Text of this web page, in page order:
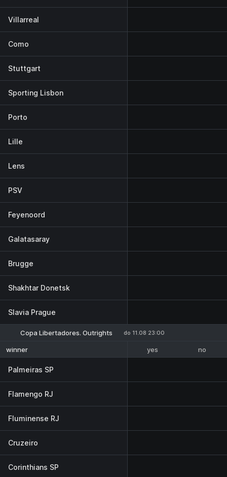
Villarreal
Como
Stuttgart
Sporting Lisbon
Porto
Lille
Lens
PSV
Feyenoord
Galatasaray
Brugge
Shakhtar Donetsk
Slavia Prague
Copa Libertadores. Outrights do 11.08 23:00
winner yes no
Palmeiras SP
Flamengo RJ
Fluminense RJ
Cruzeiro
Corinthians SP